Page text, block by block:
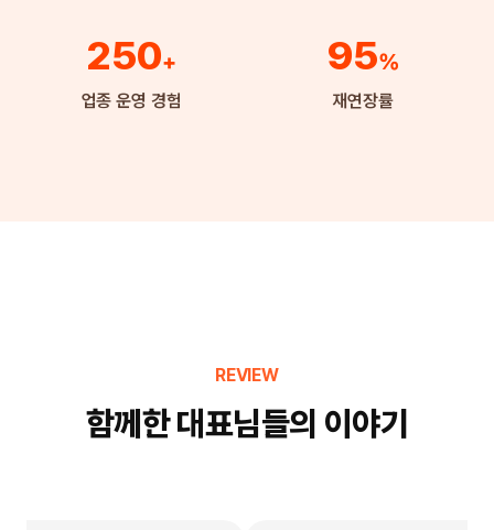
250+
업종 운영 경험
95%
재연장률
REVIEW
함께한 대표님들의 이야기